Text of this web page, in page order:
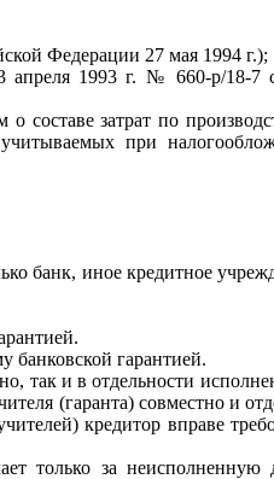
Федерации 27 мая 1994 г.);
1993 г. № 660-р/18-7
составе затрат по
при
банк, иное кредитное
банковской гарантией.
так и в отдельности
(гаранта) совместно и
кредитор вправе
только за неисполненную